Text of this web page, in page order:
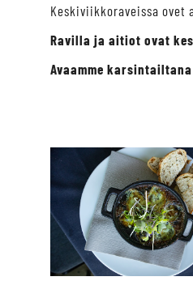
Keskiviikkoraveissa ovet
Ravilla ja aitiot ovat
Avaamme